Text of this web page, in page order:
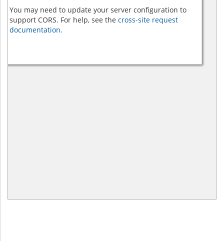
You may need to update your server configuration to
support CORS. For help, see the cross-site request
documentation.